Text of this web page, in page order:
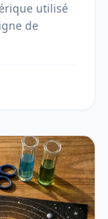
utilisé
de